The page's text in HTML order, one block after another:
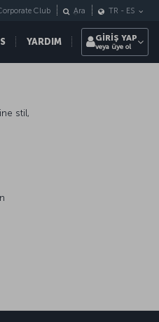
YARDIM
Club Ara TR - ES
GİRİŞ YAP
veya üye ol
stil,